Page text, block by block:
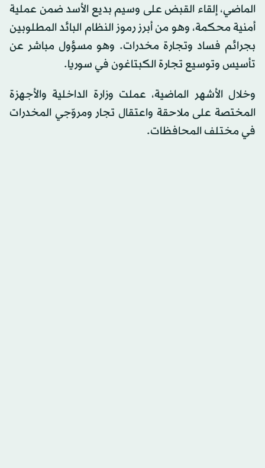
الماضي، إلقاء القبض على وسيم بديع الأسد ضمن عملية
أمنية محكمة، وهو من أبرز رموز النظام البائد المطلوبين
بجرائم فساد وتجارة مخدرات. وهو مسؤول مباشر عن
تأسيس وتوسيع تجارة الكبتاغون في سوريا.
وخلال الأشهر الماضية، عملت وزارة الداخلية والأجهزة
المختصة على ملاحقة واعتقال تجار ومروّجي المخدرات
في مختلف المحافظات.